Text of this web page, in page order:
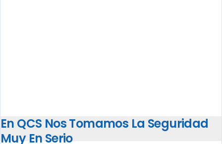
En QCS Nos Tomamos La Seguridad
Muy En Serio